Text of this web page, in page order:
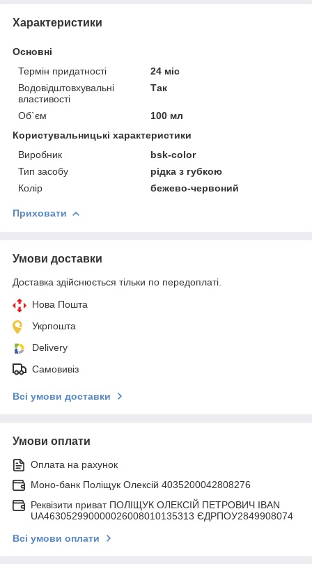
Характеристики
Основні
Термін придатності
24 міс
Водовідштовхувальні
властивості
Так
Об`єм
100 мл
Користувальницькі характеристики
Виробник
bsk-color
Тип засобу
рідка з губкою
Колір
бежево-червоний
Приховати
Умови доставки
Доставка здійснюється тільки по передоплаті.
Нова Пошта
Укрпошта
Delivery
Самовивіз
Всі умови доставки
Умови оплати
Оплата на рахунок
Моно-банк Поліщук Олексій 4035200042808276
Реквізити приват ПОЛІЩУК ОЛЕКСІЙ ПЕТРОВИЧ IBAN
UA463052990000026008010135313 ЄДРПОУ2849908074
Всі умови оплати